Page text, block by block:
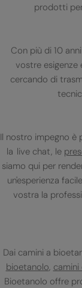
prodotti
Con più di 10
vostre
cercando di
Il nostro impegno è
la live chat, le
siamo qui per
un'esperienza
vostra la
Dai camini a
bioetanolo, camini
Bioetanolo offre